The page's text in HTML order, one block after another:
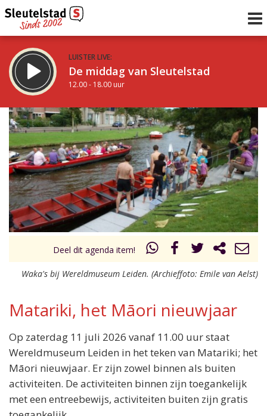
LUISTER LIVE:
De middag van Sleutelstad
12.00 - 18.00 uur
STRAKS:
De avond van Sleutelstad
18.00 - 21.00 uur
Vorig uur
uur 1 van 0 Volgend uur
Inklappen
Deel dit agenda item!
Waka's bij Wereldmuseum Leiden. (Archieffoto: Emile van Aelst)
Locatie:
Wereldmuseum Leiden
Steenstraat 1
2312 BS Leiden
Wanneer:
Matariki, het Māori nieuwjaar
Op zaterdag 11 juli 2026 vanaf 11.00 uur staat
Wereldmuseum Leiden in het teken van Matariki; het
Māori nieuwjaar. Er zijn zowel binnen als buiten
activiteiten. De activiteiten binnen zijn toegankelijk
met een entreebewijs, activiteiten buiten zijn gratis